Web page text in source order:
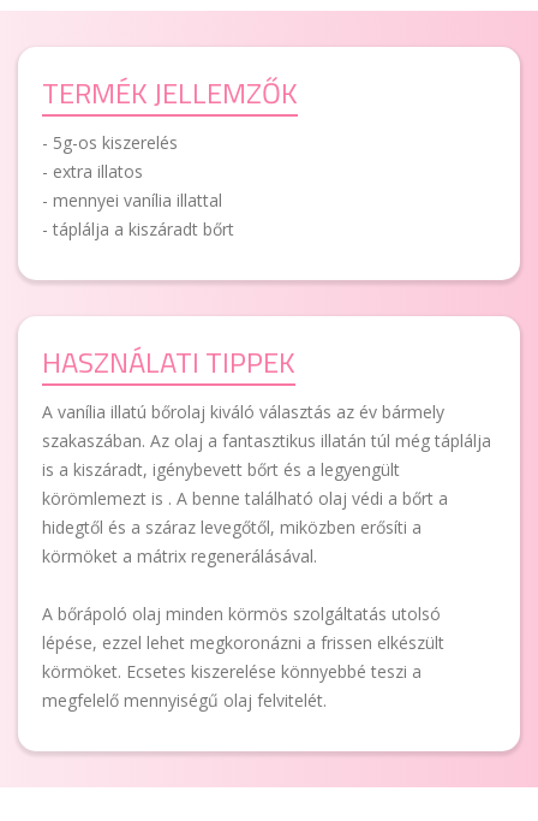
TERMÉK JELLEMZŐK
- 5g-os kiszerelés
- extra illatos
- mennyei vanília illattal
- táplálja a kiszáradt bőrt
HASZNÁLATI TIPPEK
A vanília illatú bőrolaj kiváló választás az év bármely
szakaszában. Az olaj a fantasztikus illatán túl még táplálja
is a kiszáradt, igénybevett bőrt és a legyengült
körömlemezt is . A benne található olaj védi a bőrt a
hidegtől és a száraz levegőtől, miközben erősíti a
körmöket a mátrix regenerálásával.
A bőrápoló olaj minden körmös szolgáltatás utolsó
lépése, ezzel lehet megkoronázni a frissen elkészült
körmöket. Ecsetes kiszerelése könnyebbé teszi a
megfelelő mennyiségű olaj felvitelét.